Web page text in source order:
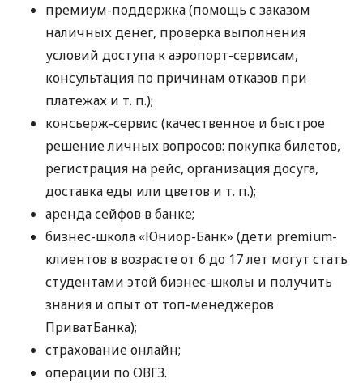
премиум-поддержка (помощь с заказом
наличных денег, проверка выполнения
условий доступа к аэропорт-сервисам,
консультация по причинам отказов при
платежах и т. п.);
консьерж-сервис (качественное и быстрое
решение личных вопросов: покупка билетов,
регистрация на рейс, организация досуга,
доставка еды или цветов и т. п.);
аренда сейфов в банке;
бизнес-школа «Юниор-Банк» (дети premium-
клиентов в возрасте от 6 до 17 лет могут стать
студентами этой бизнес-школы и получить
знания и опыт от топ-менеджеров
ПриватБанка);
страхование онлайн;
операции по ОВГЗ.